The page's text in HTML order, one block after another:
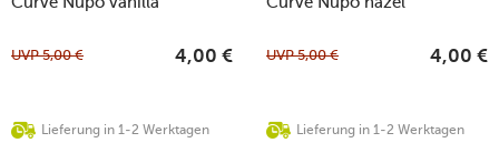
Lieferung in 1-2 Werktagen
UVP5,00 € 4,00 €
Lieferung in 1-2 Werktagen
UVP5,00 € 4,00 €